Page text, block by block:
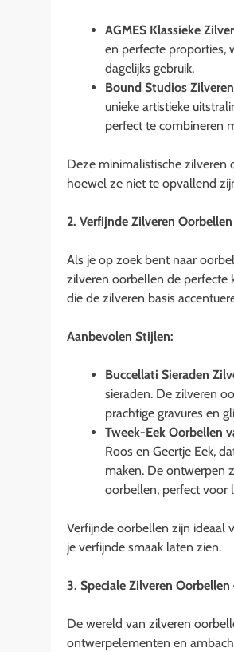
AGMES Klassieke
en perfecte proporties,
dagelijks gebruik.
Bound Studios
unieke artistieke
perfect te combineren
Deze minimalistische zilveren
hoewel ze niet te opvallend
2. Verfijnde Zilveren
Als je op zoek bent naar
zilveren oorbellen de perfecte
die de zilveren basis
Aanbevolen Stijlen:
Buccellati Sieraden
sieraden. De zilveren
prachtige gravures en
Tweek-Eek Oorbellen
Roos en Geertje Eek,
maken. De ontwerpen
oorbellen, perfect voor
Verfijnde oorbellen zijn ideaal
je verfijnde smaak laten zien.
3. Speciale Zilveren
De wereld van zilveren
ontwerpelementen en